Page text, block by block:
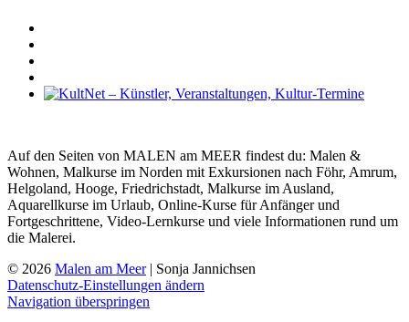
Auf den Seiten von MALEN am MEER findest du: Malen &
Wohnen, Malkurse im Norden mit Exkursionen nach Föhr, Amrum,
Helgoland, Hooge, Friedrichstadt, Malkurse im Ausland,
Aquarellkurse im Urlaub, Online-Kurse für Anfänger und
Fortgeschrittene, Video-Lernkurse und viele Informationen rund um
die Malerei.
© 2026 Malen am Meer| Sonja Jannichsen
Datenschutz-Einstellungen ändern
Navigation überspringen